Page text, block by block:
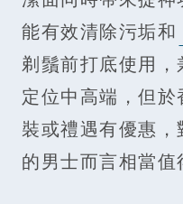
能有效清除污垢和
剃鬚前打底使用
定位中高端，但
裝或禮遇有優惠
的男士而言相當值